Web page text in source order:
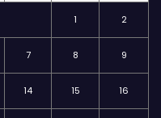
1 2
7 8 9
14 15 16